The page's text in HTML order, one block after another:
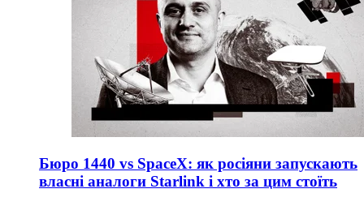
Бюро 1440 vs SpaceX: як росіяни запускають
власні аналоги Starlink і хто за цим стоїть